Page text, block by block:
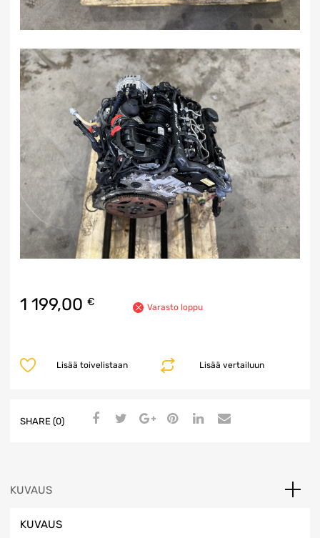
1 199,00 € Varasto loppu
Lisää vertailuun
Lisää toivelistaan
SHARE (0)
KUVAUS
KUVAUS